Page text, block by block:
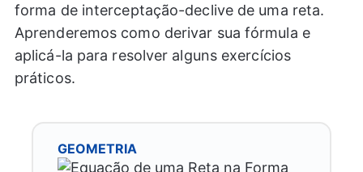
forma de interceptação-declive de uma reta.
Aprenderemos como derivar sua fórmula e
aplicá-la para resolver alguns exercícios
práticos.
GEOMETRIA